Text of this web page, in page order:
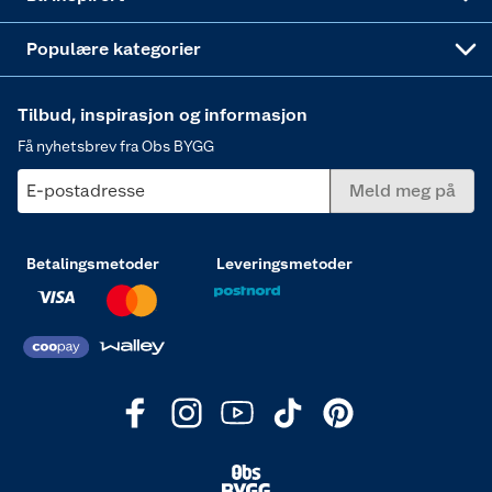
Populære kategorier
Tilbud, inspirasjon og informasjon
Få nyhetsbrev fra Obs BYGG
E-postadresse Meld meg på
Betalingsmetoder Leveringsmetoder